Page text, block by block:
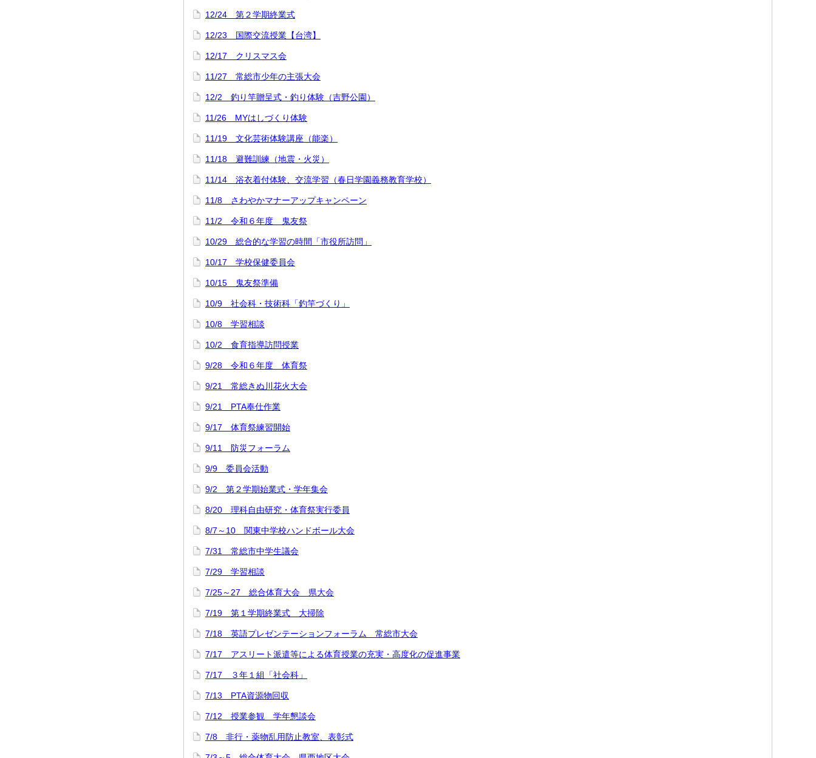
12/24 第２学期終業式
12/23 国際交流授業【台湾】
12/17 クリスマス会
11/27 常総市少年の主張大会
12/2 釣り竿贈呈式・釣り体験（吉野公園）
11/26 MYはしづくり体験
11/19 文化芸術体験講座（能楽）
11/18 避難訓練（地震・火災）
11/14 浴衣着付体験、交流学習（春日学園義務教育学校）
11/8 さわやかマナーアップキャンペーン
11/2 令和６年度 鬼友祭
10/29 総合的な学習の時間「市役所訪問」
10/17 学校保健委員会
10/15 鬼友祭準備
10/9 社会科・技術科「釣竿づくり」
10/8 学習相談
10/2 食育指導訪問授業
9/28 令和６年度 体育祭
9/21 常総きぬ川花火大会
9/21 PTA奉仕作業
9/17 体育祭練習開始
9/11 防災フォーラム
9/9 委員会活動
9/2 第２学期始業式・学年集会
8/20 理科自由研究・体育祭実行委員
8/7～10 関東中学校ハンドボール大会
7/31 常総市中学生議会
7/29 学習相談
7/25～27 総合体育大会 県大会
7/19 第１学期終業式 大掃除
7/18 英語プレゼンテーションフォーラム 常総市大会
7/17 アスリート派遣等による体育授業の充実・高度化の促進事業
7/17 ３年１組「社会科」
7/13 PTA資源物回収
7/12 授業参観 学年懇談会
7/8 非行・薬物乱用防止教室、表彰式